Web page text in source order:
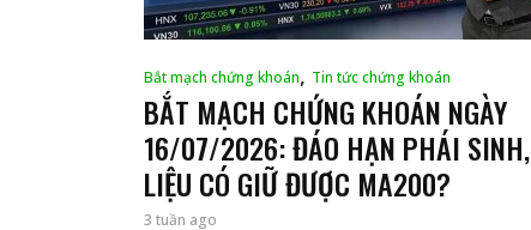
Bắt mạch chứng khoán, Tin tức chứng khoán
BẮT MẠCH CHỨNG KHOÁN NGÀY
16/07/2026: ĐÁO HẠN PHÁI SINH,
LIỆU CÓ GIỮ ĐƯỢC MA200?
3 tuần ago